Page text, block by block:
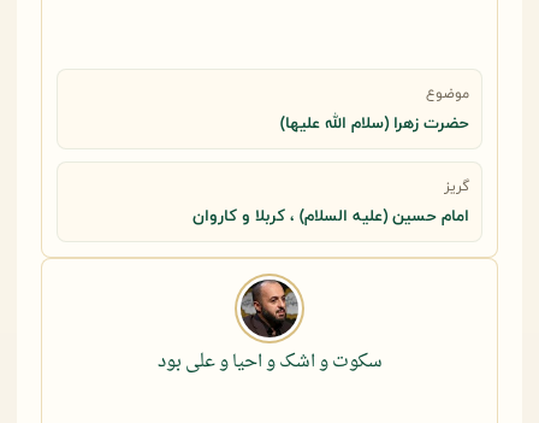
موضوع
حضرت زهرا (سلام الله علیها)
گریز
امام حسین (علیه السلام) ، کربلا و کاروان
سکوت و اشک و احیا و علی بود